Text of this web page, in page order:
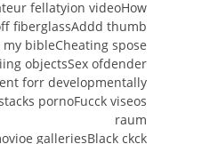
fellatyion videoHow
fiberglassAddd thumb
bibleCheating spose
objectsSex ofdender
forr developmentally
pornoFucck viseos
raum
galleriesBlack ckck